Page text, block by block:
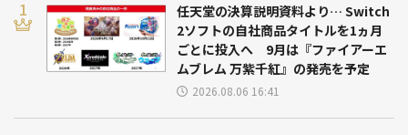
任天堂の決算説明資料より… Switch
2ソフトの自社商品タイトルを1ヵ月
ごとに投入へ 9月は『ファイアーエ
ムブレム 万紫千紅』の発売を予定
2026.08.06 16:41